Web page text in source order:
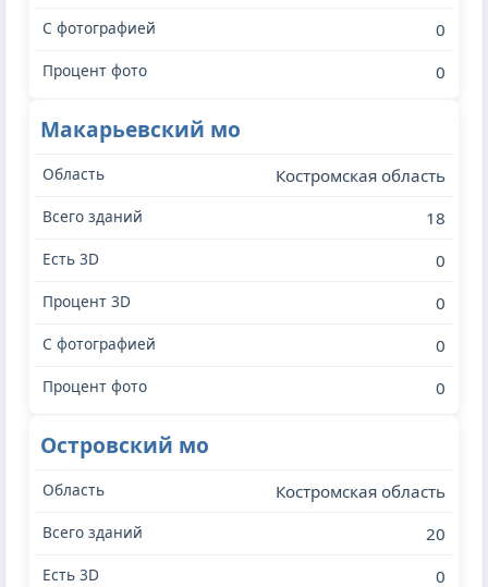
0
0
Макарьевский мо
Костромская область
18
0
0
0
0
Островский мо
Костромская область
20
0